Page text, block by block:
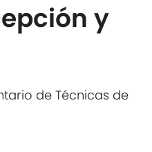
y
de Técnicas de